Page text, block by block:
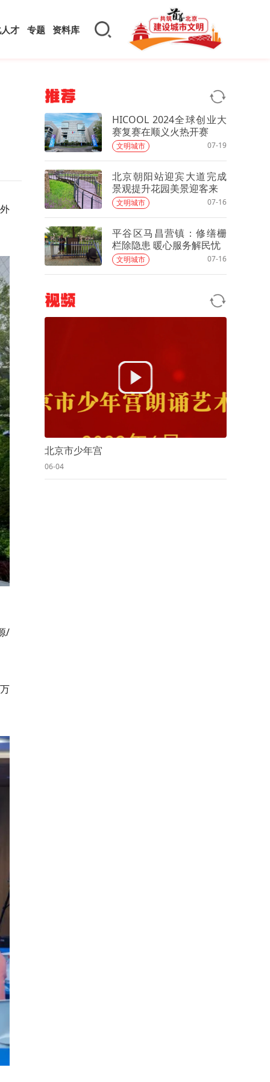
才 专题 资料库
/
推荐
HICOOL 2024全球创业大
赛复赛在顺义火热开赛
文明城市 07-19
北京朝阳站迎宾大道完成
景观提升花园美景迎客来
文明城市 07-16
平谷区马昌营镇：修缮栅
栏除隐患 暖心服务解民忧
文明城市 07-16
视频
北京市少年宫
06-04